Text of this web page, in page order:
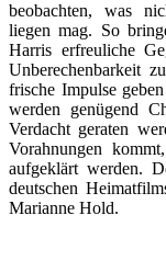
beobachten, was
liegen mag. So
Harris erfreuliche
Unberechenbarkeit
frische Impulse
werden genügend
Verdacht geraten
Vorahnungen
aufgeklärt werden.
deutschen
Marianne Hold.